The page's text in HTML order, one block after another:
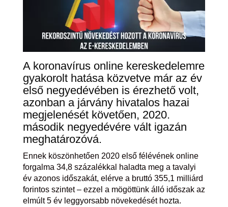
A koronavírus online kereskedelemre
gyakorolt hatása közvetve már az év
első negyedévében is érezhető volt,
azonban a járvány hivatalos hazai
megjelenését követően, 2020.
második negyedévére vált igazán
meghatározóvá.
Ennek köszönhetően 2020 első félévének online
forgalma 34,8 százalékkal haladta meg a tavalyi
év azonos időszakát, elérve a bruttó 355,1 milliárd
forintos szintet – ezzel a mögöttünk álló időszak az
elmúlt 5 év leggyorsabb növekedését hozta.